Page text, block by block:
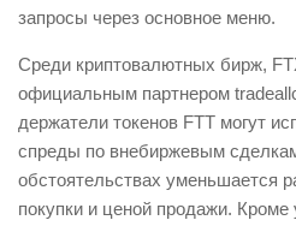
запросы через основное меню.
Среди криптовалютных бирж,
официальным партнером
держатели токенов FTT могут
спреды по внебиржевым
обстоятельствах уменьшается
покупки и ценой продажи. Кроме